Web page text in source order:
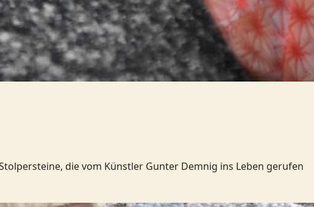
die vom Künstler Gunter Demnig ins Leben gerufen